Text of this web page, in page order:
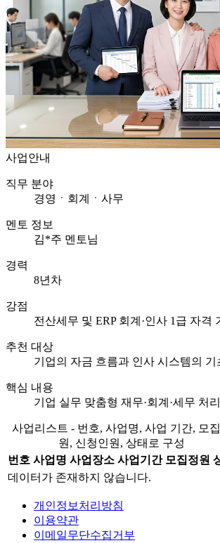
사업안내
직무 분야
경영ㆍ회계ㆍ사무
멘토 정보
김*주 멘토님
경력
8년차
강점
전산세무 및 ERP 회계·인사 1급 자
추천 대상
기업의 자금 흐름과 인사 시스템의
핵심 내용
기업 실무 맞춤형 재무·회계·세무 처
사업리스트 - 번호, 사업명, 사업 기간, 모
원, 신청인원, 상태로 구성
번호 사업명 사업장소 사업기간 모집정원
데이터가 존재하지 않습니다.
개인정보처리방침
이용약관
이메일무단수집거부